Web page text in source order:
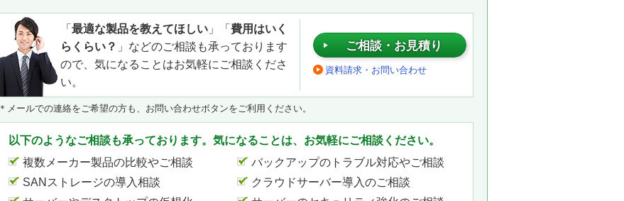
「 最適な製品を教えてほしい 」「 費用はいく
らくらい？ 」などのご相談も承っております
ので、気になることはお気軽にご相談くださ
い。
ご相談・お見積り
資料請求・お問い合わせ
＊メールでの連絡をご希望の方も、お問い合わせボタンをご利用ください。
以下のようなご相談も承っております。気になることは、お気軽にご相談ください。
複数メーカー製品の比較やご相談
バックアップのトラブル対応やご相談
SANストレージの導入相談
クラウドサーバー導入のご相談